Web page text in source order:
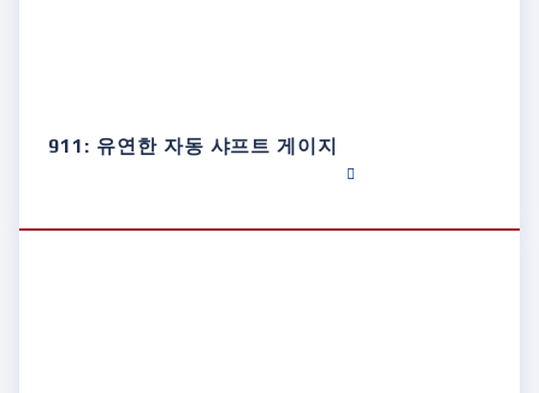
911: 유연한 자동 샤프트 게이지